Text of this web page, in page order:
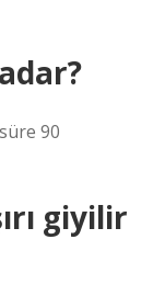
90
giyilir